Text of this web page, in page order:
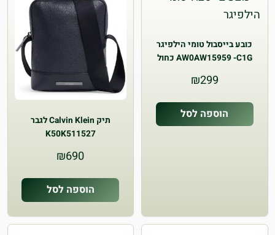
כובע בייסבול טומי הילפיגר
AW0AW15959 -C1G כחול
₪299
הוספה לסל
תיק Calvin Klein לגבר
K50K511527
₪690
הוספה לסל